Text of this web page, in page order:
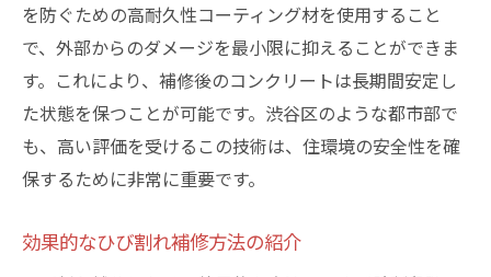
を防ぐための高耐久性コーティング材を使用すること
で、外部からのダメージを最小限に抑えることができま
す。これにより、補修後のコンクリートは長期間安定し
た状態を保つことが可能です。渋谷区のような都市部で
も、高い評価を受けるこの技術は、住環境の安全性を確
保するために非常に重要です。
効果的なひび割れ補修方法の紹介